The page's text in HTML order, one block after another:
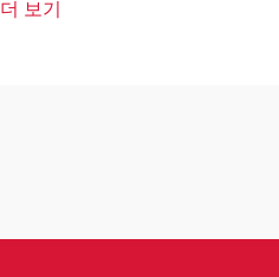
기술은 안전 및 감시 접근 방
더 보기